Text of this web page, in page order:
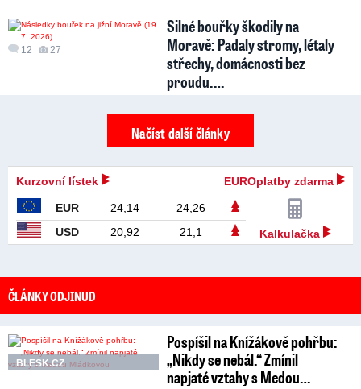
12 27
Silné bouřky škodily na
Moravě: Padaly stromy, létaly
střechy, domácnosti bez
proudu.…
Načíst další články
Kurzovní lístek EUROplatby zdarma
EUR 24,14
24,26
USD
20,92 21,1 Kalkulačka
ČLÁNKY ODJINUD
BLESK.CZ
Pospíšil na Knížákově pohřbu:
„Nikdy se nebál.“ Zmínil
napjaté vztahy s Medou…